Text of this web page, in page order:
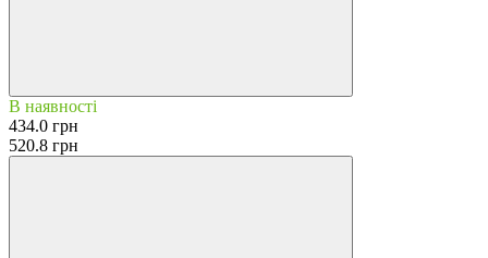
В наявності
434.0 грн
520.8 грн